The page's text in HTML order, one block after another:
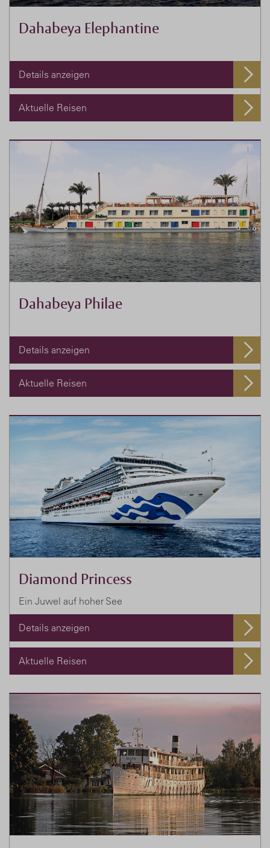
Dahabeya Elephantine
Details anzeigen
Aktuelle Reisen
Dahabeya Philae
Details anzeigen
Aktuelle Reisen
Diamond Princess
Ein Juwel auf hoher See
Details anzeigen
Aktuelle Reisen